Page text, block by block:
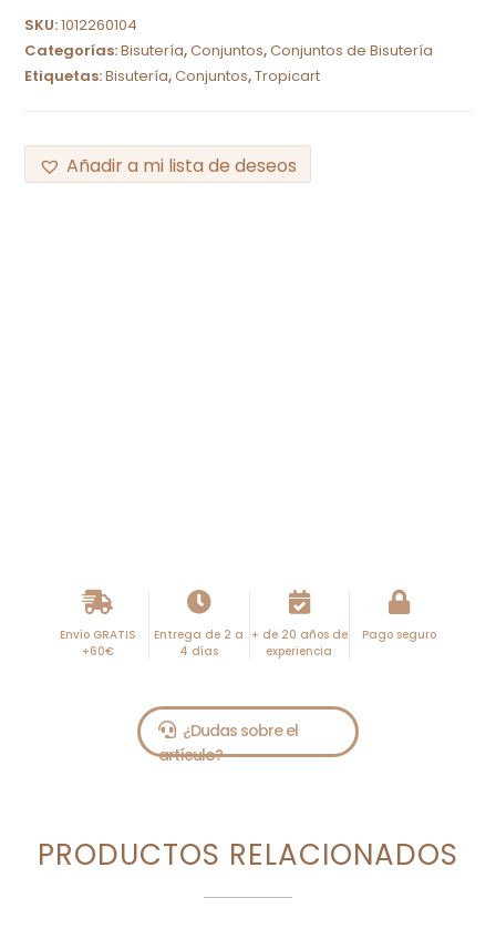
SKU:1012260104
Categorías:Bisutería,Conjuntos,Conjuntos de Bisutería
Etiquetas:Bisutería,Conjuntos,Tropicart
Añadir a mi lista de deseos
Envío GRATIS
+60€
Entrega de 2 a
4 días
+ de 20 años de
experiencia
Pago seguro
PRODUCTOS RELACIONADOS